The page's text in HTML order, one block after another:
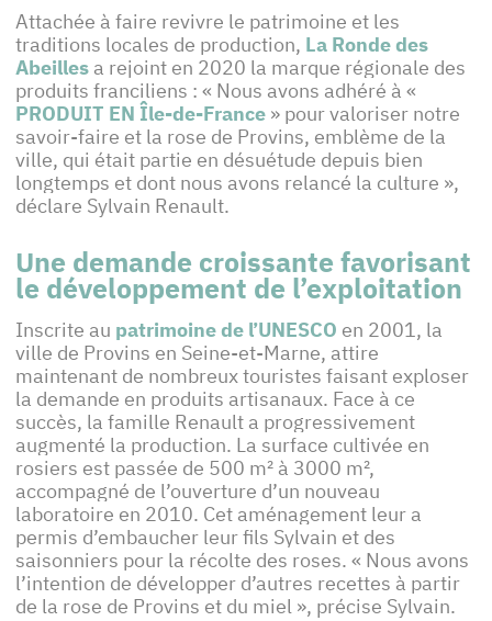
Attachée à faire revivre le patrimoine et les
traditions locales de production, La Ronde des
Abeilles a rejoint en 2020 la marque régionale des
produits franciliens : « Nous avons adhéré à «
PRODUIT EN Île-de-France » pour valoriser notre
savoir-faire et la rose de Provins, emblème de la
ville, qui était partie en désuétude depuis bien
longtemps et dont nous avons relancé la culture »,
déclare Sylvain Renault.
Une demande croissante favorisant
le développement de l’exploitation
Inscrite au patrimoine de l’UNESCO en 2001, la
ville de Provins en Seine-et-Marne, attire
maintenant de nombreux touristes faisant exploser
la demande en produits artisanaux. Face à ce
succès, la famille Renault a progressivement
augmenté la production. La surface cultivée en
rosiers est passée de 500 m² à 3000 m²,
accompagné de l’ouverture d’un nouveau
laboratoire en 2010. Cet aménagement leur a
permis d’embaucher leur fils Sylvain et des
saisonniers pour la récolte des roses. « Nous avons
l’intention de développer d’autres recettes à partir
de la rose de Provins et du miel », précise Sylvain.